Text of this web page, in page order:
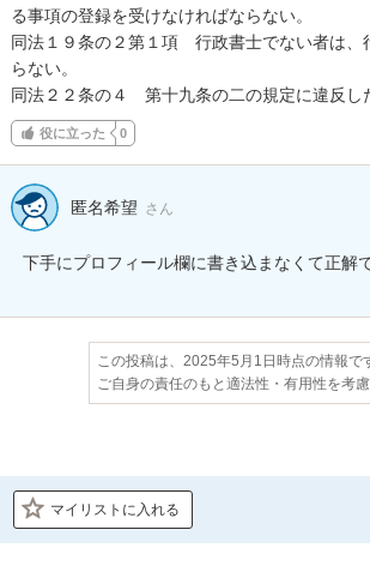
る事項の登録を受けなければならない。
同法１９条の２第１項　行政書士でない者は
らない。
同法２２条の４　第十九条の二の規定に違反し
役に立った 0
匿名希望 さん
下手にプロフィール欄に書き込まなくて正解
この投稿は、2025年5月1日時点の情報で
ご自身の責任のもと適法性・有用性を考
マイリストに入れる